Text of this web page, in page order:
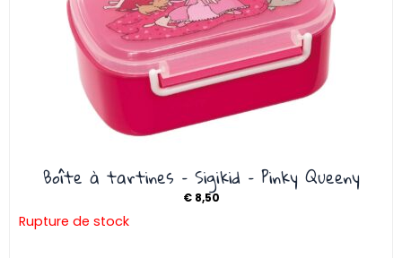
Boîte à tartines – Sigikid – Pinky Queeny
€8,50
Rupture de stock